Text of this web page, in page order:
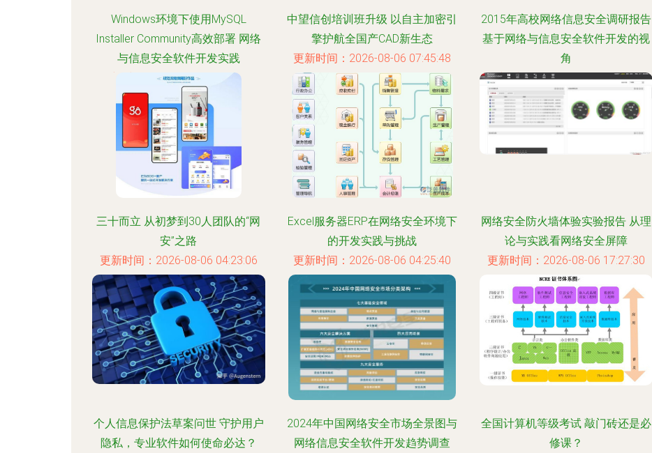
Windows环境下使用MySQL
Installer Community高效部署 网络
与信息安全软件开发实践
更新时间：2026-08-06 23:43:43
中望信创培训班升级 以自主加密引
擎护航全国产CAD新生态
更新时间：2026-08-06 07:45:48
2015年高校网络信息安全调研报告
基于网络与信息安全软件开发的视
角
更新时间：2026-08-06 05:30:13
三十而立 从初梦到30人团队的“网
安”之路
更新时间：2026-08-06 04:23:06
Excel服务器ERP在网络安全环境下
的开发实践与挑战
更新时间：2026-08-06 04:25:40
网络安全防火墙体验实验报告 从理
论与实践看网络安全屏障
更新时间：2026-08-06 17:27:30
个人信息保护法草案问世 守护用户
隐私，专业软件如何使命必达？
2024年中国网络安全市场全景图与
网络信息安全软件开发趋势调查
全国计算机等级考试 敲门砖还是必
修课？